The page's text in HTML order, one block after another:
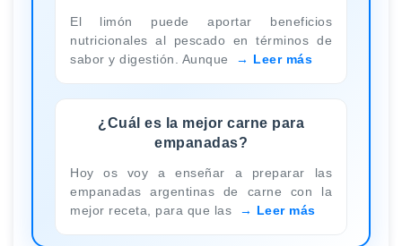
El limón puede aportar beneficios
nutricionales al pescado en términos de
sabor y digestión. Aunque
Leer más
¿Cuál es la mejor carne para
empanadas?
Hoy os voy a enseñar a preparar las
empanadas argentinas de carne con la
mejor receta, para que las
Leer más